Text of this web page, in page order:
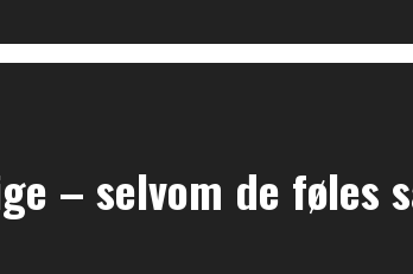
– selvom de føles